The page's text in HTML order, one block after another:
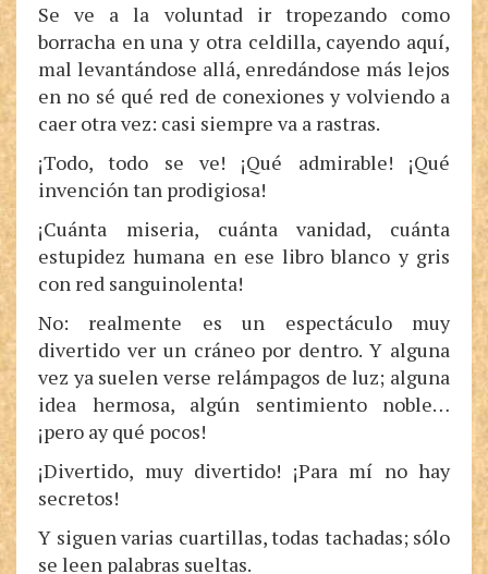
Se ve a la voluntad ir tropezando como
borracha en una y otra celdilla, cayendo aquí,
mal levantándose allá, enredándose más lejos
en no sé qué red de conexiones y volviendo a
caer otra vez: casi siempre va a rastras.
¡Todo, todo se ve! ¡Qué admirable! ¡Qué
invención tan prodigiosa!
¡Cuánta miseria, cuánta vanidad, cuánta
estupidez humana en ese libro blanco y gris
con red sanguinolenta!
No: realmente es un espectáculo muy
divertido ver un cráneo por dentro. Y alguna
vez ya suelen verse relámpagos de luz; alguna
idea hermosa, algún sentimiento noble…
¡pero ay qué pocos!
¡Divertido, muy divertido! ¡Para mí no hay
secretos!
Y siguen varias cuartillas, todas tachadas; sólo
se leen palabras sueltas.